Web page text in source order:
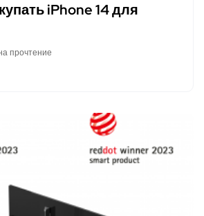
iPhone 14 для
прочтение